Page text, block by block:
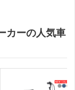
カーの人気車